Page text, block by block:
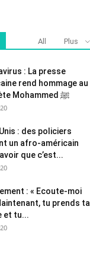
All Plus
: La presse
rend hommage au
Prophète Mohammed ﷺ
: des policiers
un afro-américain
que c’est...
: « Ecoute-moi
tu prends ta
et tu...